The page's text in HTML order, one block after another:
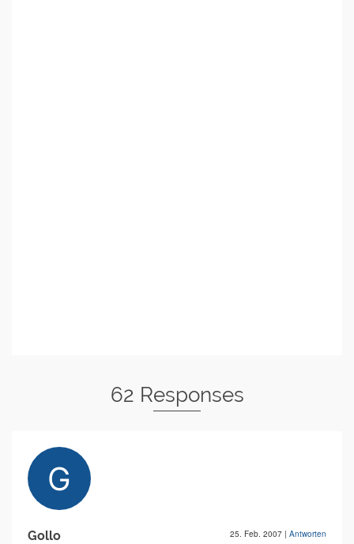
62 Responses
Gollo 25. Feb. 2007 | Antworten